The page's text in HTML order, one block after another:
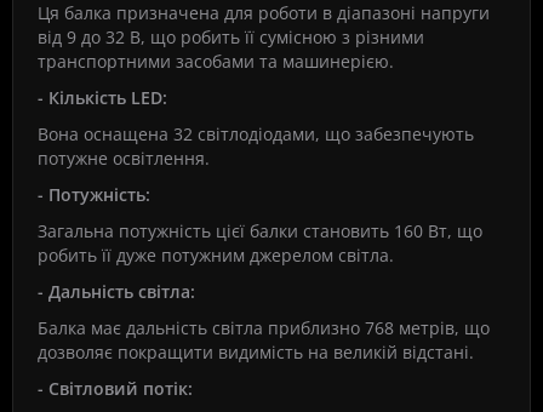
Ця балка призначена для роботи в діапазоні напруги
від 9 до 32 В, що робить її сумісною з різними
транспортними засобами та машинерією.
- Кількість LED:
Вона оснащена 32 світлодіодами, що забезпечують
потужне освітлення.
- Потужність:
Загальна потужність цієї балки становить 160 Вт, що
робить її дуже потужним джерелом світла.
- Дальність світла:
Балка має дальність світла приблизно 768 метрів, що
дозволяє покращити видимість на великій відстані.
- Світловий потік: